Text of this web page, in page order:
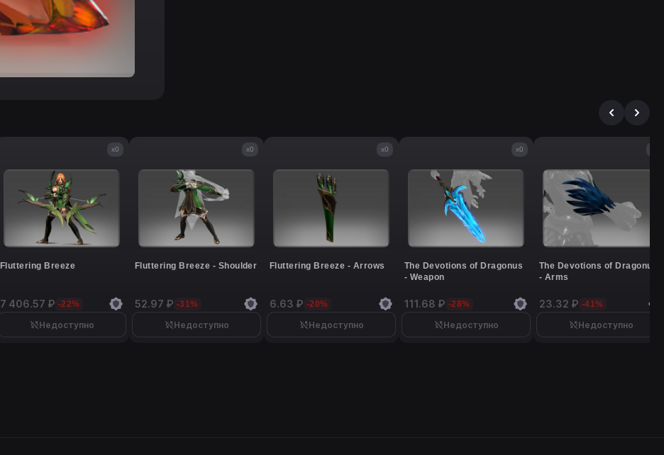
x0
Fluttering Breeze
7 406.57 ₽ -22%
Недоступно
x0
Fluttering Breeze - Shoulder
52.97 ₽ -31%
Недоступно
x0
Fluttering Breeze - Arrows
6.63 ₽ -20%
Недоступно
x0
The Devotions of Dragonus
- Weapon
111.68 ₽ -28%
Недоступно
The Devotions of Dragonus
- Arms
23.32 ₽ -41%
Недоступно